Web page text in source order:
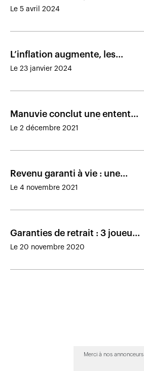
régimes de retraite : record
Le 5 avril 2024
L’inflation augmente, les
plafonds des régimes aussi
Le 23 janvier 2024
Manuvie conclut une entente
de réassurance aux États-Unis
Le 2 décembre 2021
Revenu garanti à vie : une
percée timide de l’industrie
Le 4 novembre 2021
Garanties de retrait : 3 joueurs
tiennent le fort
Le 20 novembre 2020
Merci à nos annonceurs